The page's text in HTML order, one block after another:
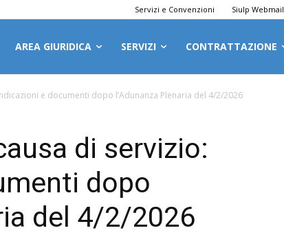
Servizi e Convenzioni Siulp Webmail
AREA GIURIDICA SERVIZI CONTRATTAZIONE
e documenti dopo l’Adunanza Plenaria del 4/2/2026
di servizio:
dopo
del 4/2/2026